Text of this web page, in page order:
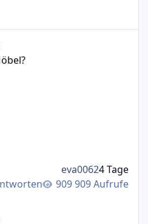
909 Aufrufe
eva00624 Tage